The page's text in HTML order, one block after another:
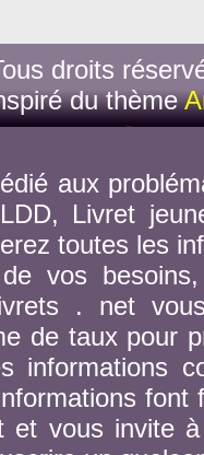
droits
du thème
aux
Livret
toutes les
de vos
. net
de taux pour
informations
et vous invite